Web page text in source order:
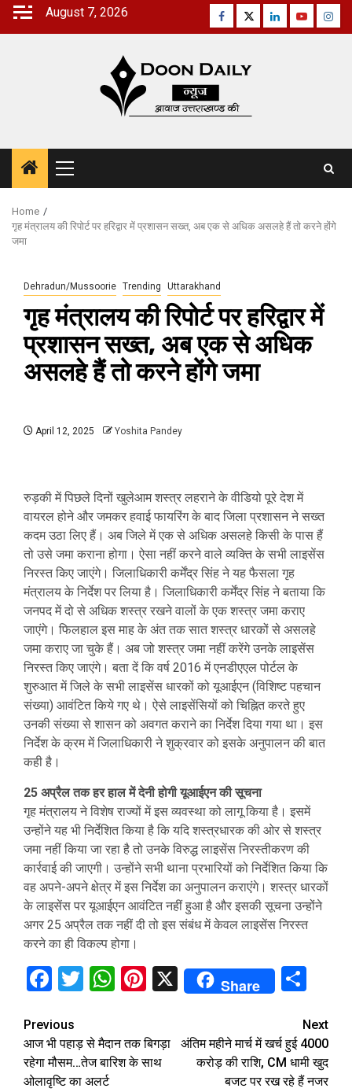
Skip
August 7, 2026 Facebook
TwitterLinkedinYoutube
Primary
Menu
Home
गृह मंत्रालय की रिपोर्ट पर हरिद्वार में प्रशासन सख्त, अब एक से अधिक असलहे हैं तो करने होंगे
जमा
Dehradun/Mussoorie Trending Uttarakhand
गृह मंत्रालय की रिपोर्ट पर हरिद्वार में
प्रशासन सख्त, अब एक से अधिक
असलहे हैं तो करने होंगे जमा
April 12, 2025 Yoshita Pandey
रुड़की में पिछले दिनों खुलेआम शस्त्र लहराने के वीडियो पूरे देश में
वायरल होने और जमकर हवाई फायरिंग के बाद जिला प्रशासन ने सख्त
कदम उठा लिए हैं। अब जिले में एक से अधिक असलहे किसी के पास हैं
तो उसे जमा कराना होगा। ऐसा नहीं करने वाले व्यक्ति के सभी लाइसेंस
निरस्त किए जाएंगे। जिलाधिकारी कर्मेंद्र सिंह ने यह फैसला गृह
मंत्रालय के निर्देश पर लिया है। जिलाधिकारी कर्मेंद्र सिंह ने बताया कि
जनपद में दो से अधिक शस्त्र रखने वालों के एक शस्त्र जमा कराए
जाएंगे। फिलहाल इस माह के अंत तक सात शस्त्र धारकों से असलहे
जमा कराए जा चुके हैं। अब जो शस्त्र जमा नहीं करेंगे उनके लाइसेंस
निरस्त किए जाएंगे। बता दें कि वर्ष 2016 में एनडीएएल पोर्टल के
शुरुआत में जिले के सभी लाइसेंस धारकों को यूआईएन (विशिष्ट पहचान
संख्या) आवंटित किये गए थे। ऐसे लाइसेंसियों को चिह्नित करते हुए
उनकी संख्या से शासन को अवगत कराने का निर्देश दिया गया था। इस
निर्देश के क्रम में जिलाधिकारी ने शुक्रवार को इसके अनुपालन की बात
कही है।
25 अप्रैल तक हर हाल में देनी होगी यूआईएन की सूचना
गृह मंत्रालय ने विशेष राज्यों में इस व्यवस्था को लागू किया है। इसमें
उन्होंने यह भी निर्देशित किया है कि यदि शस्त्रधारक की ओर से शस्त्र
जमा नहीं किया जा रहा है तो उनके विरुद्ध लाइसेंस निरस्तीकरण की
कार्रवाई की जाएगी। उन्होंने सभी थाना प्रभारियों को निर्देशित किया कि
वह अपने-अपने क्षेत्र में इस निर्देश का अनुपालन कराएंगे। शस्त्र धारकों
के लाइसेंस पर यूआईएन आवंटित नहीं हुआ है और इसकी सूचना उन्होंने
अगर 25 अप्रैल तक नहीं दी तो इस संबंध में केवल लाइसेंस निरस्त
करने का ही विकल्प होगा।
Facebook
Twitter
WhatsApp
Pinterest
X Share
Continue
Reading
Previous
आज भी पहाड़ से मैदान तक बिगड़ा
रहेगा मौसम…तेज बारिश के साथ
ओलावृष्टि का अलर्ट
Next
अंतिम महीने मार्च में खर्च हुई 4000
करोड़ की राशि, CM धामी खुद
बजट पर रख रहे हैं नजर